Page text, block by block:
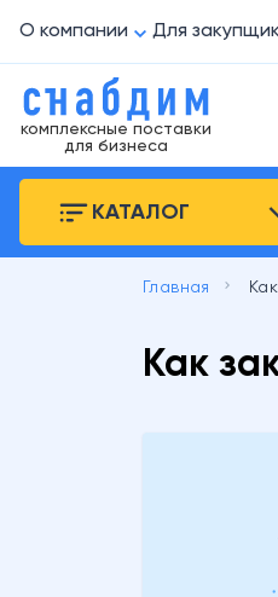
О компании Для
комплексные поставки
для бизнеса
КАТАЛОГ
Главная keyboard_arrow_right
Как